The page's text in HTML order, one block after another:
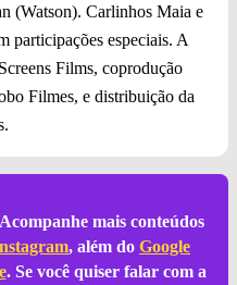
(Watson). Carlinhos Maia e
participações especiais. A
Films, coprodução
Filmes, e distribuição da
mais conteúdos
, além do Google
. Se você quiser falar com a